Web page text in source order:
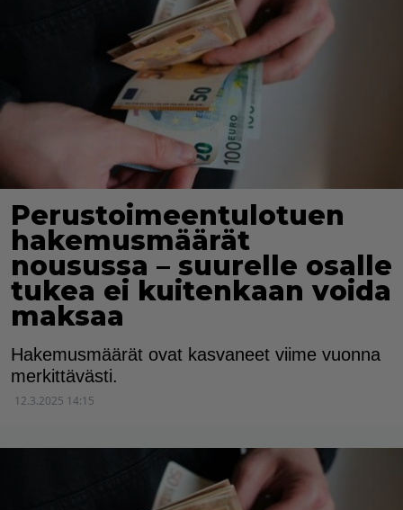
Perustoimeentulotuen
hakemusmäärät
nousussa – suurelle osalle
tukea ei kuitenkaan voida
maksaa
Hakemusmäärät ovat kasvaneet viime vuonna
merkittävästi.
12.3.2025 14:15